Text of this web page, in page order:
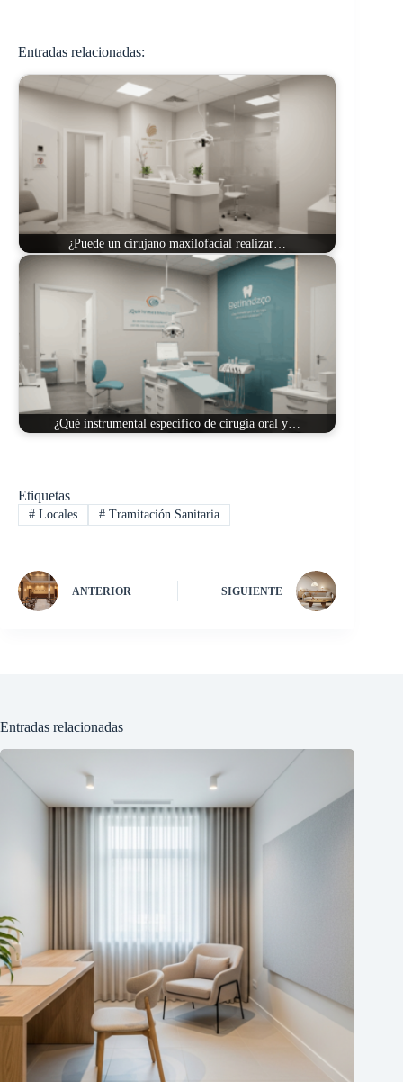
Entradas relacionadas:
¿Puede un cirujano maxilofacial realizar…
¿Qué instrumental específico de cirugía oral y…
Etiquetas
#Locales #Tramitación Sanitaria
ANTERIOR SIGUIENTE
Entradas relacionadas